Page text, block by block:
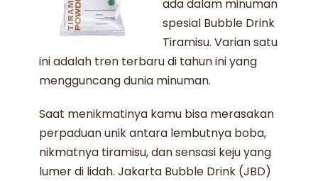
ada dalam minuman
spesial Bubble Drink
Tiramisu. Varian satu
ini adalah tren terbaru di tahun ini yang
mengguncang dunia minuman.
Saat menikmatinya kamu bisa merasakan
perpaduan unik antara lembutnya boba,
nikmatnya tiramisu, dan sensasi keju yang
lumer di lidah. Jakarta Bubble Drink (JBD)